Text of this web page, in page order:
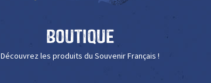
Boutique
Découvrez les produits du Souvenir Français !